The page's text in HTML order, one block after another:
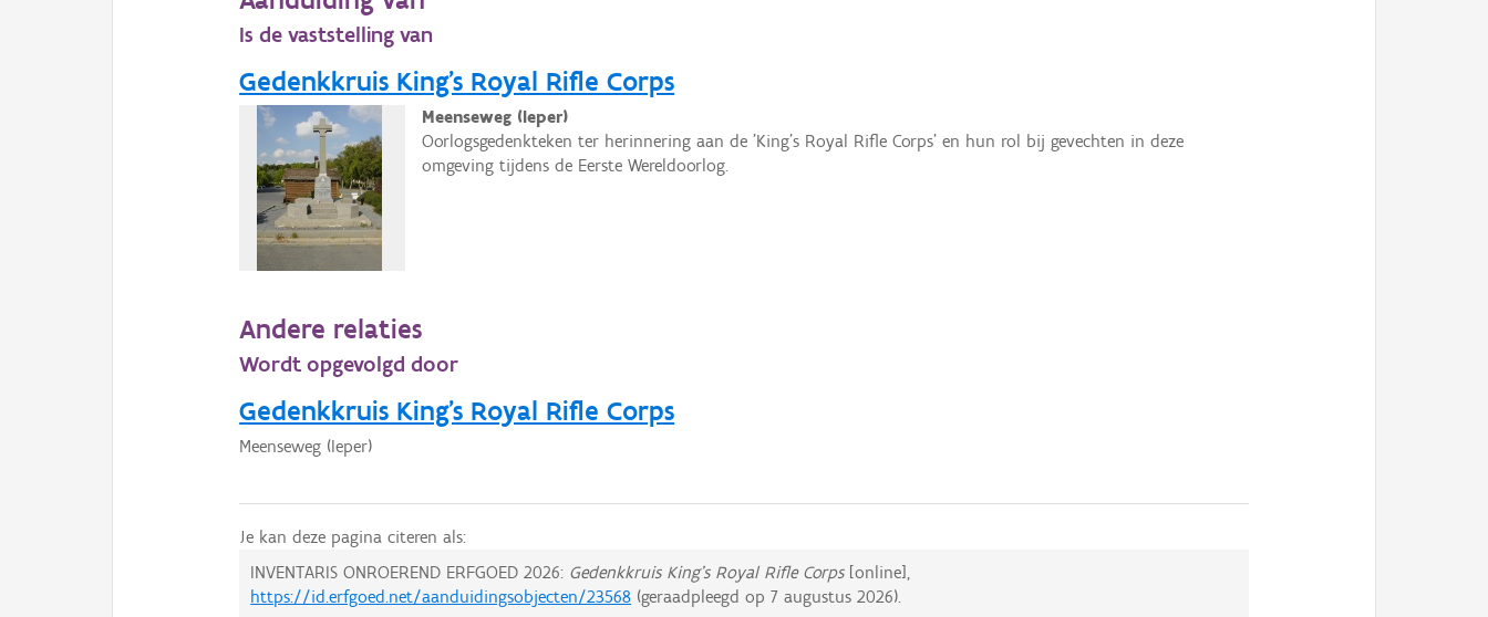
Is de vaststelling van
Gedenkkruis King's Royal Rifle Corps
Meenseweg (Ieper)
Oorlogsgedenkteken ter herinnering aan de 'King's Royal Rifle Corps' en hun rol bij gevechten in deze
omgeving tijdens de Eerste Wereldoorlog.
Andere relaties
Wordt opgevolgd door
Gedenkkruis King's Royal Rifle Corps
Meenseweg (Ieper)
Je kan deze pagina citeren als:
INVENTARIS ONROEREND ERFGOED 2026: Gedenkkruis King's Royal Rifle Corps[online],
https://id.erfgoed.net/aanduidingsobjecten/23568 (geraadpleegd op7 augustus 2026).